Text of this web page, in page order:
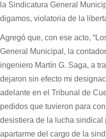
la Sindicatura General
digamos, violatoria de la
Agregó que, con ese acto,
General Municipal, la
ingeniero Martín G. Saga, a
dejaron sin efecto mi
adelante en el Tribunal de
pedidos que tuvieron para
desistiera de la lucha
apartarme del cargo de la